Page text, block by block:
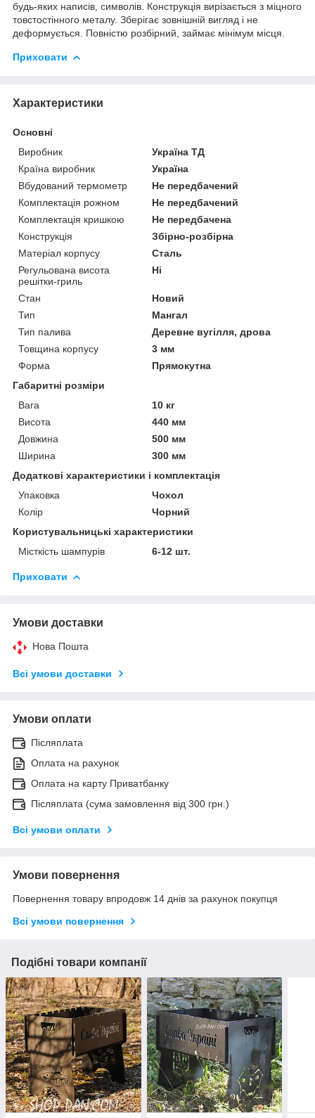
будь-яких написів, символів. Конструкція вирізається з міцного
товстостінного металу. Зберігає зовнішній вигляд і не
деформується. Повністю розбірний, займає мінімум місця.
Приховати
Характеристики
Основні
Виробник
Україна ТД
Країна виробник
Україна
Вбудований термометр
Не передбачений
Комплектація рожном
Не передбачений
Комплектація кришкою
Не передбачена
Конструкція
Збірно-розбірна
Матеріал корпусу
Сталь
Регульована висота
решітки-гриль
Ні
Стан
Новий
Тип
Мангал
Тип палива
Деревне вугілля, дрова
Товщина корпусу
3 мм
Форма
Прямокутна
Габаритні розміри
Вага
10 кг
Висота
440 мм
Довжина
500 мм
Ширина
300 мм
Додаткові характеристики і комплектація
Упаковка
Чохол
Колір
Чорний
Користувальницькі характеристики
Місткість шампурів
6-12 шт.
Приховати
Умови доставки
Нова Пошта
Всі умови доставки
Умови оплати
Післяплата
Оплата на рахунок
Оплата на карту Приватбанку
Післяплата (сума замовлення від 300 грн.)
Всі умови оплати
Умови повернення
Повернення товару впродовж 14 днів за рахунок покупця
Всі умови повернення
Подібні товари компанії